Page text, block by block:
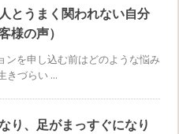
とうまく関われない自分
様の声）
を申し込む前はどのような悩み
きづらい ...
り、足がまっすぐになり